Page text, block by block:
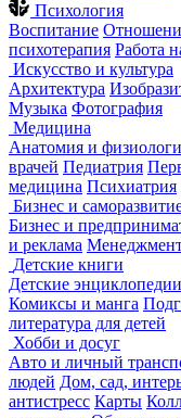
Психология
Воспитание
психотерапия Работа
Искусство и культура
Архитектура
Музыка Фотография
Медицина
Анатомия и
врачей Педиатрия
медицина Психиатрия
Бизнес и
Бизнес и
и реклама
Детские книги
Детские
Комиксы и манга
литература для детей
Хобби и досуг
Авто и личный
людей Дом, сад,
антистресс Карты